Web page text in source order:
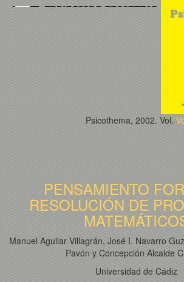
Psicothema, 2002. Vol.
PENSAMIENTO
RESOLUCIÓN DE
Manuel Aguilar Villagrán, José I. Navarro
Pavón y Concepción Alcalde
Universidad de Cádiz